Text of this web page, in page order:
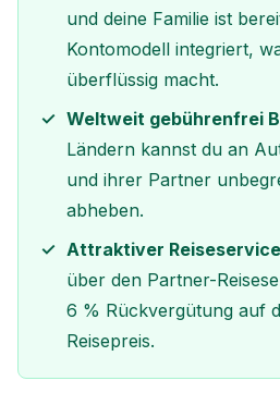
und deine Familie ist
Kontomodell integriert,
überflüssig macht.
Weltweit gebührenfrei
Ländern kannst du an
und ihrer Partner
abheben.
Attraktiver
über den Partner-
6 % Rückvergütung auf
Reisepreis.